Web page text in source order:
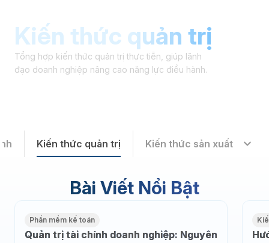
Kiến thức quản trị
Tổng hợp kiến thức quản trị thực tiễn, giúp lãnh
đạo doanh nghiệp nâng cao năng lực điều hành.
Kiến thức quản trị Kiến thức sản xuất
Bài Viết Nổi Bật
Phần mềm kế toán
Quản trị tài chính doanh nghiệp: Nguyên